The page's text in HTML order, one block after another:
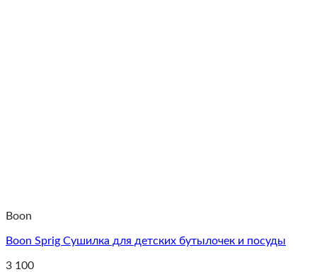
Boon
Boon Sprig Cушилка для детских бутылочек и посуды
3 100